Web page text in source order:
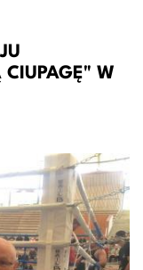
CIUPAGĘ" W